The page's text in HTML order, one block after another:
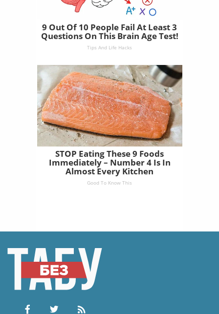
9 Out Of 10 People Fail At Least 3
Questions On This Brain Age Test!
Tips And Life Hacks
STOP Eating These 9 Foods
Immediately – Number 4 Is In
Almost Every Kitchen
Good To Know This